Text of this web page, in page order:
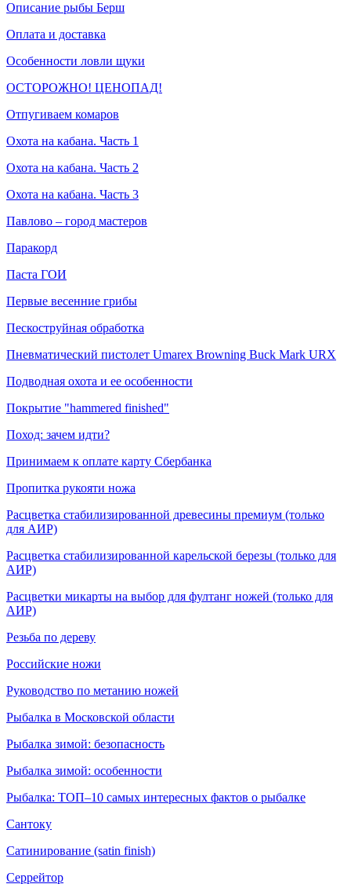
Описание рыбы Берш
Оплата и доставка
Особенности ловли щуки
ОСТОРОЖНО! ЦЕНОПАД!
Отпугиваем комаров
Охота на кабана. Часть 1
Охота на кабана. Часть 2
Охота на кабана. Часть 3
Павлово – город мастеров
Паракорд
Паста ГОИ
Первые весенние грибы
Пескоструйная обработка
Пневматический пистолет Umarex Browning Buck Mark URX
Подводная охота и ее особенности
Покрытие "hammered finished"
Поход: зачем идти?
Принимаем к оплате карту Сбербанка
Пропитка рукояти ножа
Расцветка стабилизированной древесины премиум (только
для АИР)
Расцветка стабилизированной карельской березы (только для
АИР)
Расцветки микарты на выбор для фултанг ножей (только для
АИР)
Резьба по дереву
Российские ножи
Руководство по метанию ножей
Рыбалка в Московской области
Рыбалка зимой: безопасность
Рыбалка зимой: особенности
Рыбалка: ТОП–10 самых интересных фактов о рыбалке
Сантоку
Сатинирование (satin finish)
Серрейтор